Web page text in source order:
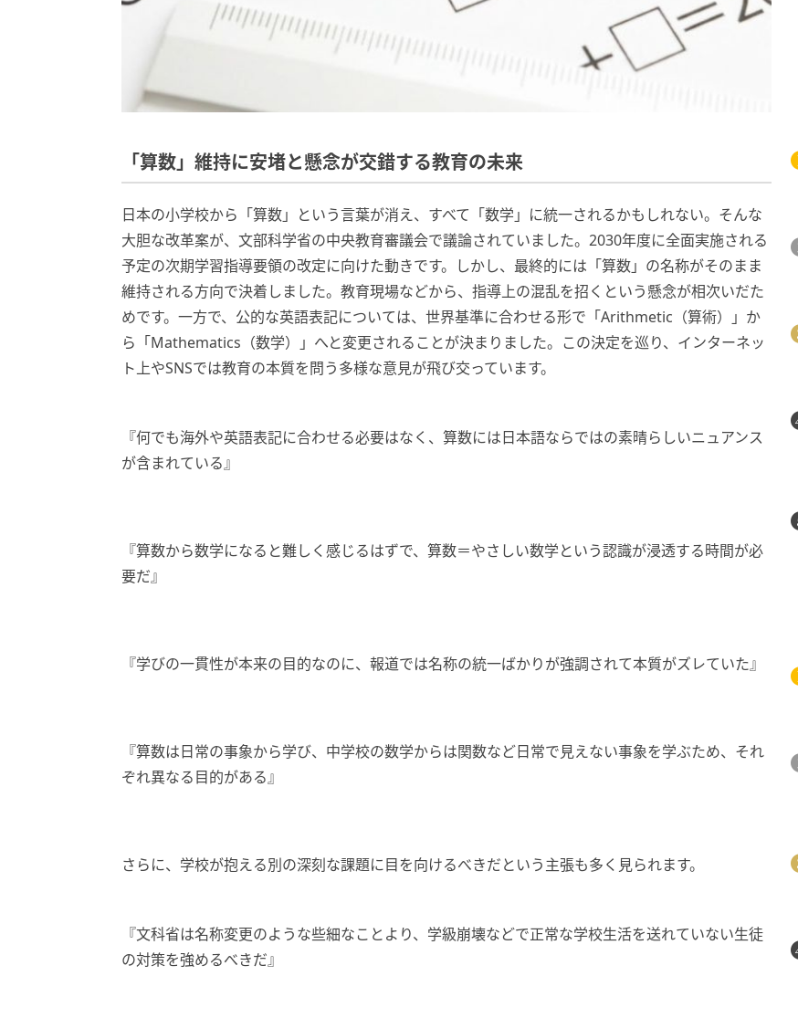
「算数」維持に安堵と懸念が交錯する教育の未来
日本の小学校から「算数」という言葉が消え、すべて「数学」に統一されるかもしれない。そんな
大胆な改革案が、文部科学省の中央教育審議会で議論されていました。2030年度に全面実施される
予定の次期学習指導要領の改定に向けた動きです。しかし、最終的には「算数」の名称がそのまま
維持される方向で決着しました。教育現場などから、指導上の混乱を招くという懸念が相次いだた
めです。一方で、公的な英語表記については、世界基準に合わせる形で「Arithmetic（算術）」か
ら「Mathematics（数学）」へと変更されることが決まりました。この決定を巡り、インターネッ
ト上やSNSでは教育の本質を問う多様な意見が飛び交っています。
『何でも海外や英語表記に合わせる必要はなく、算数には日本語ならではの素晴らしいニュアンス
が含まれている』
『算数から数学になると難しく感じるはずで、算数＝やさしい数学という認識が浸透する時間が必
要だ』
『学びの一貫性が本来の目的なのに、報道では名称の統一ばかりが強調されて本質がズレていた』
『算数は日常の事象から学び、中学校の数学からは関数など日常で見えない事象を学ぶため、それ
ぞれ異なる目的がある』
さらに、学校が抱える別の深刻な課題に目を向けるべきだという主張も多く見られます。
『文科省は名称変更のような些細なことより、学級崩壊などで正常な学校生活を送れていない生徒
の対策を強めるべきだ』